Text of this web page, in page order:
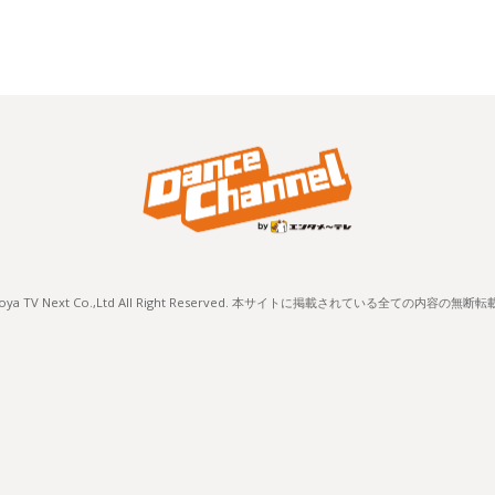
TV Next Co.,Ltd All Right Reserved. 本サイトに掲載されている全ての内容の無断転